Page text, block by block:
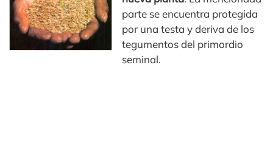
parte se encuentra protegida
por una testa y deriva de los
tegumentos del primordio
seminal.